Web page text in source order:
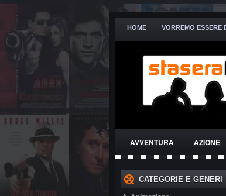
HOME VORREMO ESSERE
AVVENTURA AZIONE
THRILLER
CATEGORIE E GENERI